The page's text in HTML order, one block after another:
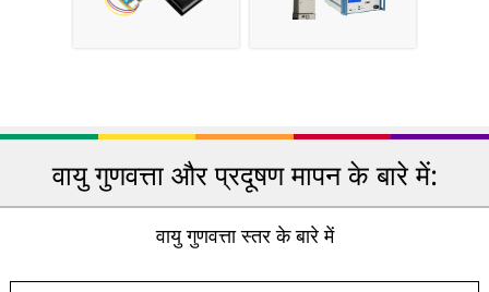
वायु गुणवत्ता और प्रदूषण मापन के बारे में:
वायु गुणवत्ता स्तर के बारे में